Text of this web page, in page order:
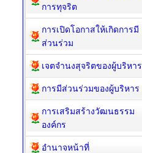
การทุจริต
การเปิดโอกาสให้เกิดการมี
ส่วนร่วม
เจตจำนงสุจริตของผู้บริหาร
การมีส่วนร่วมของผู้บริหาร
การเสริมสร้างวัฒนธรรม
องค์กร
อำนาจหน้าที่